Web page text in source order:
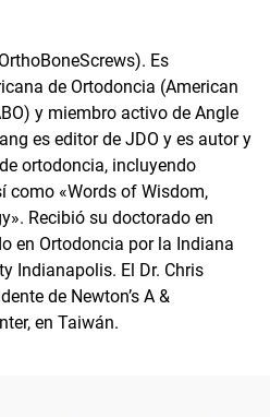
Es
de Ortodoncia (American
y miembro activo de Angle
es editor de JDO y es autor y
ortodoncia, incluyendo
como «Words of Wisdom,
Recibió su doctorado en
en Ortodoncia por la Indiana
Indianapolis. El Dr. Chris
de Newton’s A &
en Taiwán.